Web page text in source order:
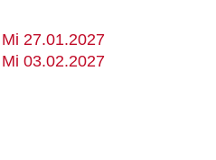
Mi 27.01.2027
Mi 03.02.2027